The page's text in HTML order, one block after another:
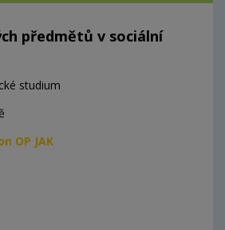
předmětů v sociální
studium
OP JAK